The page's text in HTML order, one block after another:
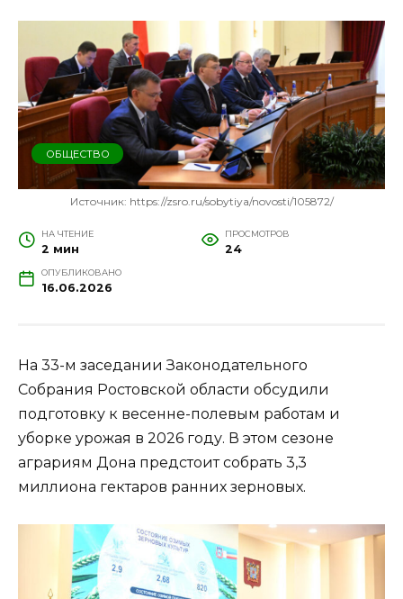
ОБЩЕСТВО
Источник: https://zsro.ru/sobytiya/novosti/105872/
НА ЧТЕНИЕ
2 мин
ПРОСМОТРОВ
24
ОПУБЛИКОВАНО
16.06.2026
На 33-м заседании Законодательного
Собрания Ростовской области обсудили
подготовку к весенне-полевым работам и
уборке урожая в 2026 году. В этом сезоне
аграриям Дона предстоит собрать 3,3
миллиона гектаров ранних зерновых.